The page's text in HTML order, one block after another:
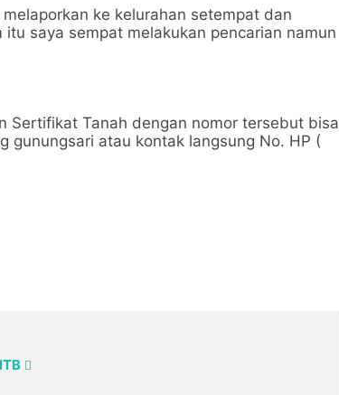
ke kelurahan setempat dan
saya sempat melakukan pencarian namun
Sertifikat Tanah dengan nomor tersebut bisa
gunungsari atau kontak langsung No. HP (